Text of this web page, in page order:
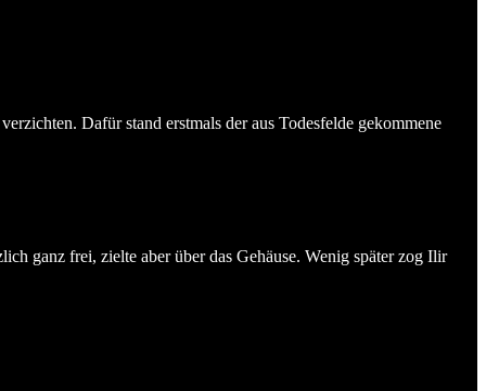
Dafür stand erstmals der aus Todesfelde gekommene
ganz frei, zielte aber über das Gehäuse. Wenig später zog Ilir